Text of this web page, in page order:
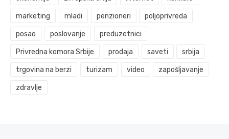
marketing mladi penzioneri poljoprivreda
posao poslovanje preduzetnici
Privredna komora Srbije prodaja saveti srbija
trgovina na berzi turizam video zapošljavanje
zdravlje